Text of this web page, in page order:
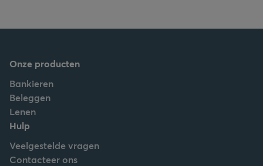
Onze producten
Bankieren
Beleggen
Lenen
Hulp
Veelgestelde vragen
Contacteer ons